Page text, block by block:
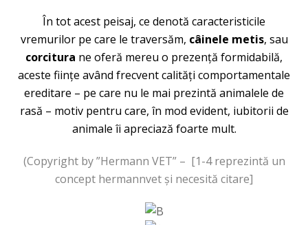
În tot acest peisaj, ce denotă caracteristicile
vremurilor pe care le traversăm, câinele metis, sau
corcitura ne oferă mereu o prezență formidabilă,
aceste ființe având frecvent calități comportamentale
ereditare – pe care nu le mai prezintă animalele de
rasă – motiv pentru care, în mod evident, iubitorii de
animale îi apreciază foarte mult.
(Copyright by ”Hermann VET” – [1-4 reprezintă un
concept hermannvet și necesită citare]